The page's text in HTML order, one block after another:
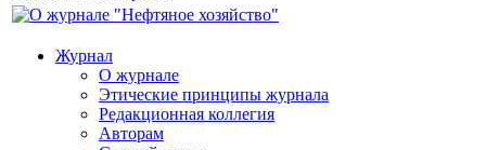
Журнал
О журнале
Этические принципы журнала
Редакционная коллегия
Авторам